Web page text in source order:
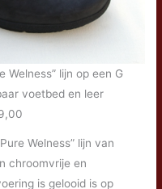
Welness” lijn op een G
voetbed en leer
Welness” lijn van
chroomvrije en
is gelooid is op